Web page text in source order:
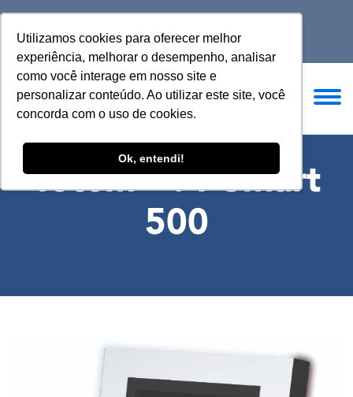
Utilizamos cookies para oferecer melhor
experiência, melhorar o desempenho, analisar
como você interage em nosso site e
personalizar conteúdo. Ao utilizar este site, você
concorda com o uso de cookies.
Ok, entendi!
(11) 2368-4448 comercial@filah.com.br
Totem - VT Smart
500